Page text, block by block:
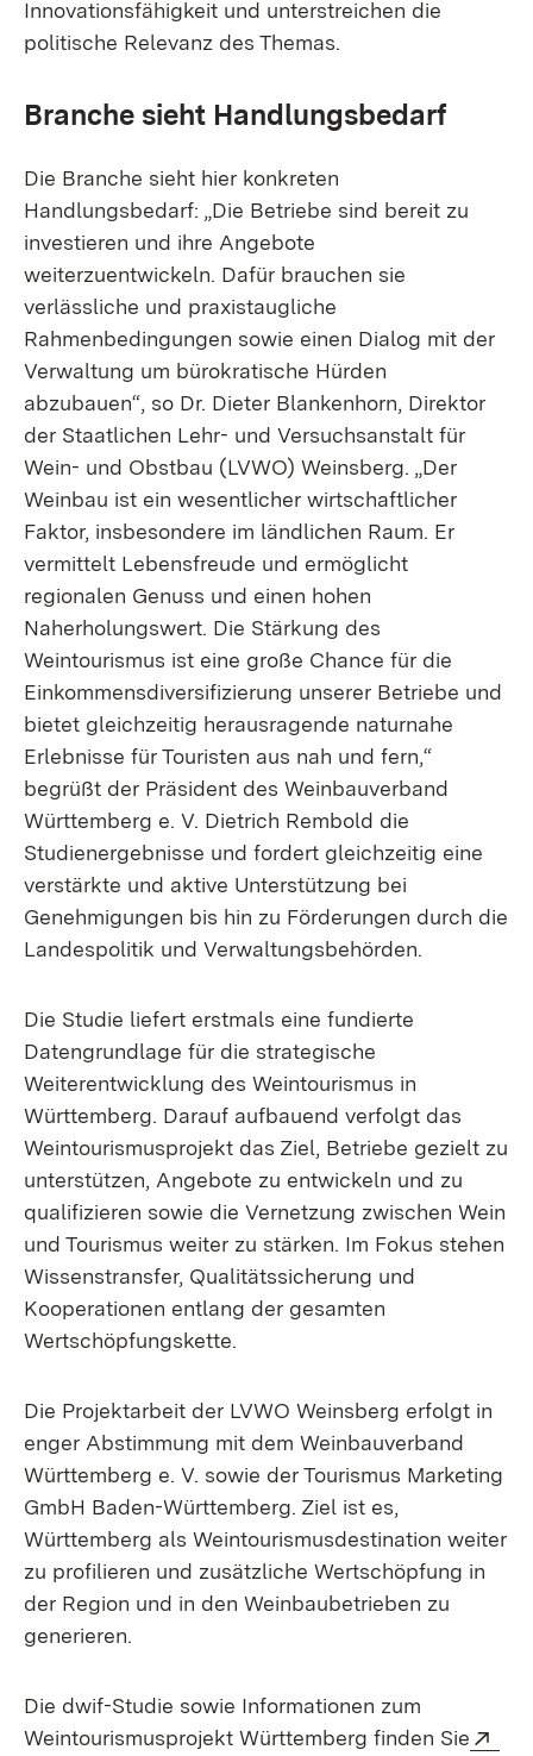
Innovationsfähigkeit und unterstreichen die
politische Relevanz des Themas.
Branche sieht Handlungsbedarf
Die Branche sieht hier konkreten
Handlungsbedarf: „Die Betriebe sind bereit zu
investieren und ihre Angebote
weiterzuentwickeln. Dafür brauchen sie
verlässliche und praxistaugliche
Rahmenbedingungen sowie einen Dialog mit der
Verwaltung um bürokratische Hürden
abzubauen“, so Dr. Dieter Blankenhorn, Direktor
der Staatlichen Lehr- und Versuchsanstalt für
Wein- und Obstbau (LVWO) Weinsberg. „Der
Weinbau ist ein wesentlicher wirtschaftlicher
Faktor, insbesondere im ländlichen Raum. Er
vermittelt Lebensfreude und ermöglicht
regionalen Genuss und einen hohen
Naherholungswert. Die Stärkung des
Weintourismus ist eine große Chance für die
Einkommensdiversifizierung unserer Betriebe und
bietet gleichzeitig herausragende naturnahe
Erlebnisse für Touristen aus nah und fern,“
begrüßt der Präsident des Weinbauverband
Württemberg e. V. Dietrich Rembold die
Studienergebnisse und fordert gleichzeitig eine
verstärkte und aktive Unterstützung bei
Genehmigungen bis hin zu Förderungen durch die
Landespolitik und Verwaltungsbehörden.
Die Studie liefert erstmals eine fundierte
Datengrundlage für die strategische
Weiterentwicklung des Weintourismus in
Württemberg. Darauf aufbauend verfolgt das
Weintourismusprojekt das Ziel, Betriebe gezielt zu
unterstützen, Angebote zu entwickeln und zu
qualifizieren sowie die Vernetzung zwischen Wein
und Tourismus weiter zu stärken. Im Fokus stehen
Wissenstransfer, Qualitätssicherung und
Kooperationen entlang der gesamten
Wertschöpfungskette.
Die Projektarbeit der LVWO Weinsberg erfolgt in
enger Abstimmung mit dem Weinbauverband
Württemberg e. V. sowie der Tourismus Marketing
GmbH Baden-Württemberg. Ziel ist es,
Württemberg als Weintourismusdestination weiter
zu profilieren und zusätzliche Wertschöpfung in
der Region und in den Weinbaubetrieben zu
generieren.
Die dwif-Studie sowie Informationen zum
Weintourismusprojekt Württemberg finden Sie